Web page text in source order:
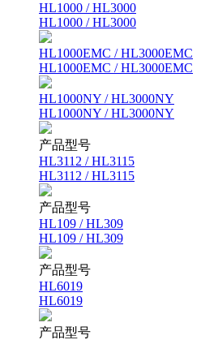
HL1000 / HL3000
HL1000 / HL3000
HL1000EMC / HL3000EMC
HL1000EMC / HL3000EMC
HL1000NY / HL3000NY
HL1000NY / HL3000NY
产品型号
HL3112 / HL3115
HL3112 / HL3115
产品型号
HL109 / HL309
HL109 / HL309
产品型号
HL6019
HL6019
产品型号